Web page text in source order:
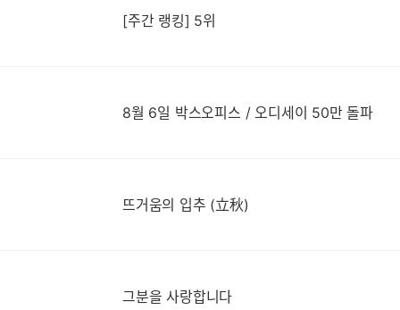
[주간 랭킹] 5위
8월 6일 박스오피스 / 오디세이 50만 돌파
뜨거움의 입추 (立秋)
그분을 사랑합니다